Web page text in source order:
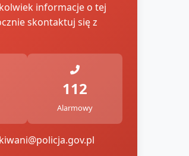
informacje o tej
skontaktuj się z
112
Alarmowy